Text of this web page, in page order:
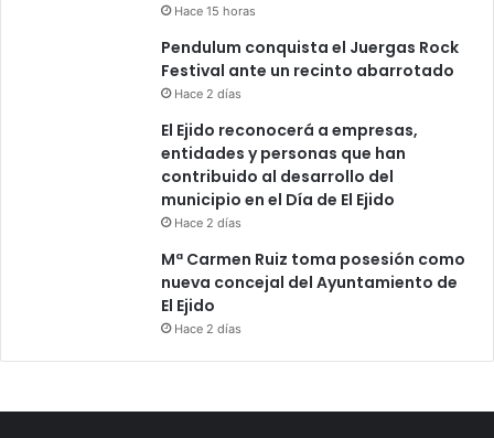
Hace 15 horas
Pendulum conquista el Juergas Rock
Festival ante un recinto abarrotado
Hace 2 días
El Ejido reconocerá a empresas,
entidades y personas que han
contribuido al desarrollo del
municipio en el Día de El Ejido
Hace 2 días
Mª Carmen Ruiz toma posesión como
nueva concejal del Ayuntamiento de
El Ejido
Hace 2 días